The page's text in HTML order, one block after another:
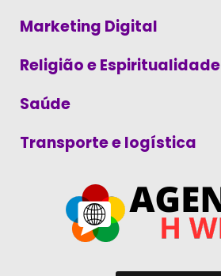
Marketing Digital
Religião e Espiritualidade
Saúde
Transporte e logística